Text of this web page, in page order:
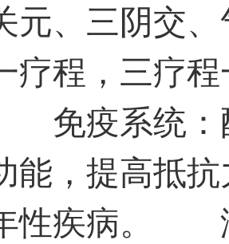
元、三阴交
疗程，三疗
疫系统：
能，提高抵
性疾病。